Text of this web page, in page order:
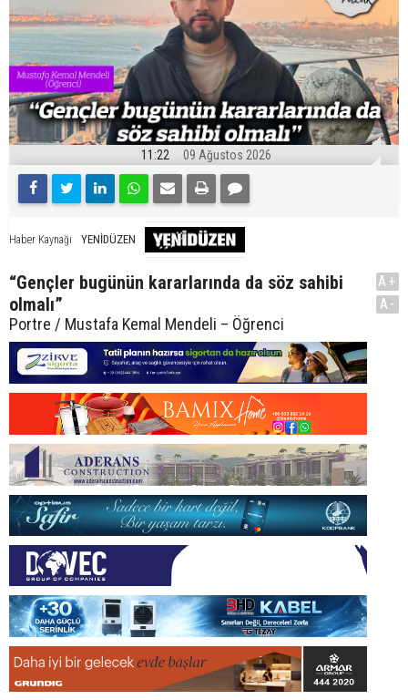
11:22 09 Ağustos 2026
Haber Kaynağı YENİDÜZEN
“Gençler bugünün kararlarında da söz sahibi
olmalı”
Portre / Mustafa Kemal Mendeli – Öğrenci
A+
A-